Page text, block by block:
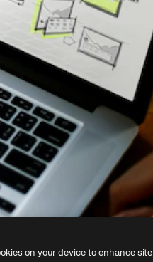
on your device to enhance site